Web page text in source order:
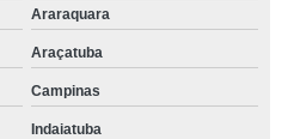
Araraquara
Araçatuba
Campinas
Indaiatuba